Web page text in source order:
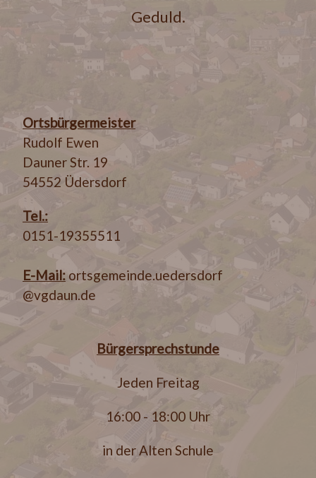
Geduld.
Ortsbürgermeister
Rudolf Ewen
Dauner Str. 19
54552 Üdersdorf
Tel.:
0151-19355511
E-Mail: ortsgemeinde.uedersdorf
@vgdaun.de
Bürgersprechstunde
Jeden Freitag
16:00 - 18:00 Uhr
in der Alten Schule